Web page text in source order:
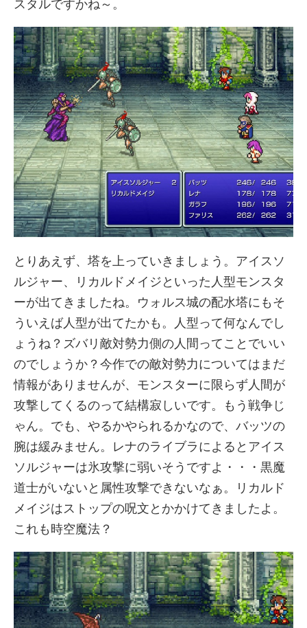
スタルですかね～。
とりあえず、塔を上っていきましょう。アイスソ
ルジャー、リカルドメイジといった人型モンスタ
ーが出てきましたね。ウォルス城の配水塔にもそ
ういえば人型が出てたかも。人型って何なんでし
ょうね？ズバリ敵対勢力側の人間ってことでいい
のでしょうか？今作での敵対勢力についてはまだ
情報がありませんが、モンスターに限らず人間が
攻撃してくるのって結構寂しいです。もう戦争じ
ゃん。でも、やるかやられるかなので、バッツの
腕は緩みません。レナのライブラによるとアイス
ソルジャーは氷攻撃に弱いそうですよ・・・黒魔
道士がいないと属性攻撃できないなぁ。リカルド
メイジはストップの呪文とかかけてきましたよ。
これも時空魔法？